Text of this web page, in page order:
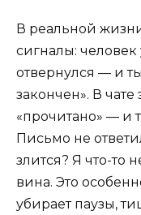
В реальной
сигналы:
отвернулся — и
закончен». В
«прочитано» — и
Письмо не
злится? Я что-то
вина. Это
убирает паузы,